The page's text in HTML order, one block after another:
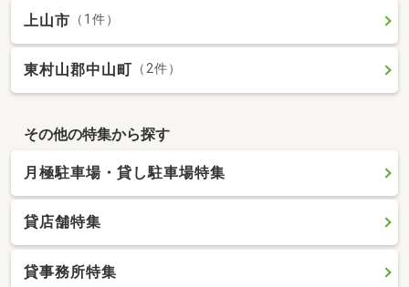
上山市 （1件）
東村山郡中山町 （2件）
その他の特集から探す
月極駐車場・貸し駐車場特集
貸店舗特集
貸事務所特集